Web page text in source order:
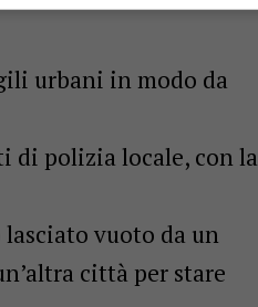
urbani in modo da
di polizia locale, con la
vuoto da un
città per stare